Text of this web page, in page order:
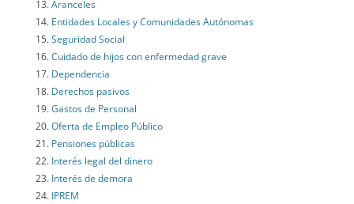
Aranceles
Entidades Locales y Comunidades Autónomas
Seguridad Social
Cuidado de hijos con enfermedad grave
Dependencia
Derechos pasivos
Gastos de Personal
Oferta de Empleo Público
Pensiones públicas
Interés legal del dinero
Interés de demora
IPREM